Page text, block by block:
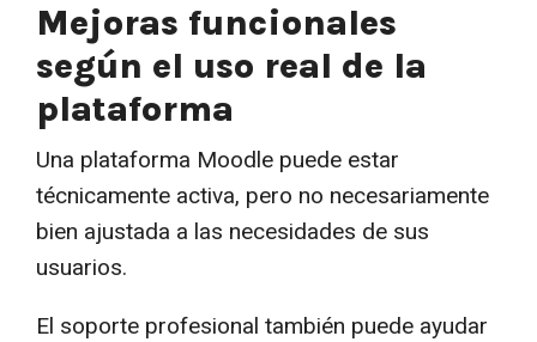
Mejoras funcionales
según el uso real de la
plataforma
Una plataforma Moodle puede estar
técnicamente activa, pero no necesariamente
bien ajustada a las necesidades de sus
usuarios.
El soporte profesional también puede ayudar